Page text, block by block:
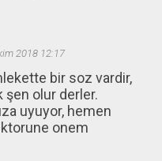
2018 12:17
bir soz vardir,
şen olur derler.
uyuyor, hemen
onem